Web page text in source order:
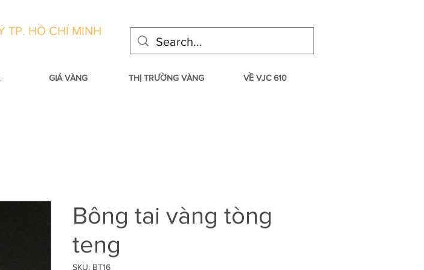
TP. HỒ CHÍ MINH
GIÁ VÀNG THỊ TRƯỜNG VÀNG VỀ VJC 610
Bông tai vàng tòng
teng
SKU: BT16